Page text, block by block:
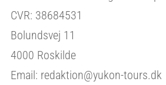
CVR: 38684531
Bolundsvej 11
4000 Roskilde
Email: redaktion@yukon-tours.dk